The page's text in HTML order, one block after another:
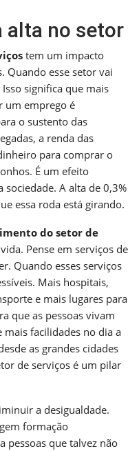
alta no setor
tem um impacto
Quando esse setor vai
significa que mais
um emprego é
o sustento das
a renda das
para comprar o
É um efeito
A alta de 0,3%
essa roda está girando.
do setor de
Pense em serviços de
Quando esses serviços
Mais hospitais,
e mais lugares para
que as pessoas vivam
mais facilidades no dia a
as grandes cidades
de serviços é um pilar
a desigualdade.
formação
pessoas que talvez não